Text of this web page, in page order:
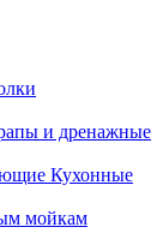
и дренажные
Кухонные
мойкам